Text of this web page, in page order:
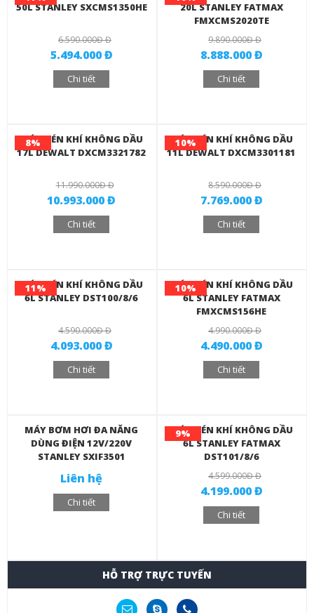
50L STANLEY SXCMS1350HE
6.590.000Đ Đ
5.494.000 Đ
Chi tiết
20L STANLEY FATMAX
FMXCMS2020TE
9.890.000Đ Đ
8.888.000 Đ
Chi tiết
MÁY NÉN KHÍ KHÔNG DẦU
17L DEWALT DXCM3321782
11.990.000Đ Đ
10.993.000 Đ
8%
Chi tiết
MÁY NÉN KHÍ KHÔNG DẦU
11L DEWALT DXCM3301181
8.590.000Đ Đ
7.769.000 Đ
10%
Chi tiết
MÁY NÉN KHÍ KHÔNG DẦU
6L STANLEY DST100/8/6
4.590.000Đ Đ
4.093.000 Đ
11%
Chi tiết
MÁY NÉN KHÍ KHÔNG DẦU
6L STANLEY FATMAX
FMXCMS156HE
4.990.000Đ Đ
4.490.000 Đ
10%
Chi tiết
MÁY BƠM HƠI ĐA NĂNG
DÙNG ĐIỆN 12V/220V
STANLEY SXIF3501
Liên hệ
Chi tiết
MÁY NÉN KHÍ KHÔNG DẦU
6L STANLEY FATMAX
DST101/8/6
4.599.000Đ Đ
4.199.000 Đ
9%
Chi tiết
HỖ TRỢ TRỰC TUYẾN